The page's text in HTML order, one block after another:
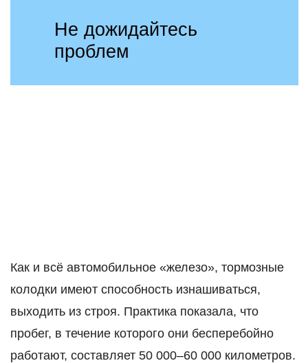
Не дожидайтесь
проблем
Как и всё автомобильное «железо», тормозные
колодки имеют способность изнашиваться,
выходить из строя. Практика показала, что
пробег, в течение которого они бесперебойно
работают, составляет 50 000–60 000 километров.